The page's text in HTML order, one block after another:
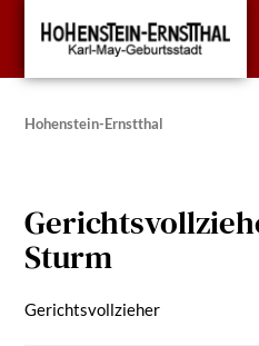
Hohenstein-Ernstthal
Sturm
Gerichtsvollzieher